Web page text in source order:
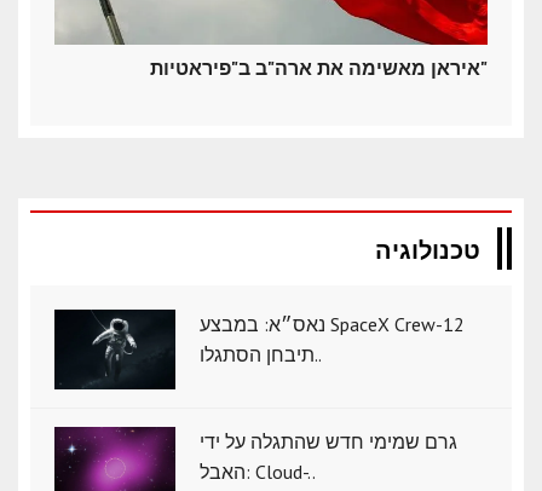
איראן מאשימה את ארה"ב ב"פיראטיות"
טכנולוגיה
נאס״א: במבצע SpaceX Crew-12
תיבחן הסתגלו..
גרם שמימי חדש שהתגלה על ידי
האבל: Cloud-..